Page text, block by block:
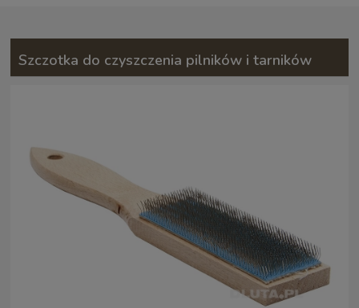
Szczotka do czyszczenia pilników i tarników